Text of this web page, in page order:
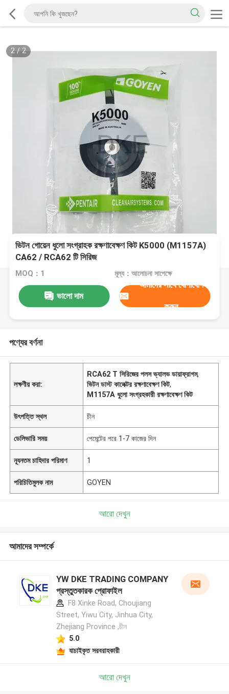
2/ 2
ভিটন গোয়েন ধুলো সংগ্রাহক রক্ষণাবেক্ষণ কিট K5000 (M1157A)
CA62 / RCA62 টি সিরিজ
MOQ：1 মূল্য：আলোচনা সাপেক্ষে
ভালো দাম
আমাদের সাথে যোগাযোগ
করুন
পণ্যের বর্ণনা
লক্ষণীয় করা:
RCA62 T সিরিজের পলস ভ্যালভ ডায়াফ্রাগম,
ভিটন ডাস্ট কালেক্টর রক্ষণাবেক্ষণ কিট,
M1157A ধুলো সংগ্রহকারী রক্ষণাবেক্ষণ কিট
উৎপত্তি স্থল চীন
ডেলিভারি সময় পেমেন্টের পরে 1-7 কাজের দিন
ন্যূনতম চাহিদার পরিমাণ 1
পরিচিতিমুলক নাম GOYEN
আরো দেখুন
আমাদের সম্পর্কে
YW DKE TRADING COMPANY
প্রস্তুতকারক প্রোফাইল
F8 Xinke Road, Choujiang
Street, Yiwu City, Jinhua City,
Zhejiang Province ,চীন
5.0
যাচাইকৃত সরবরাহকারী
আরো দেখুন